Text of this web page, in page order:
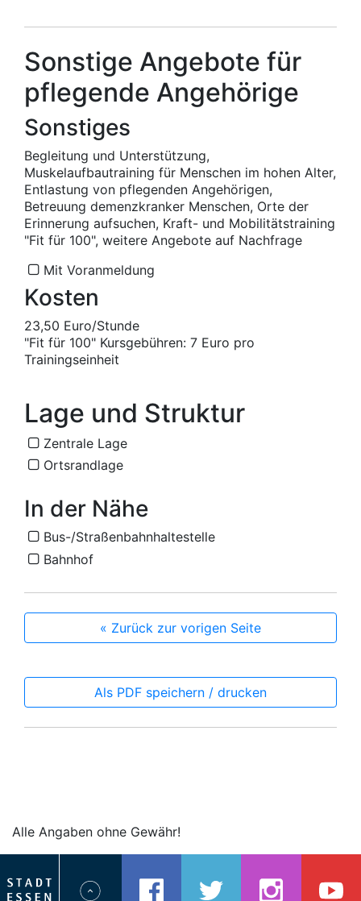
Sonstige Angebote für
pflegende Angehörige
Sonstiges
Begleitung und Unterstützung,
Muskelaufbautraining für Menschen im hohen Alter,
Entlastung von pflegenden Angehörigen,
Betreuung demenzkranker Menschen, Orte der
Erinnerung aufsuchen, Kraft- und Mobilitätstraining
"Fit für 100", weitere Angebote auf Nachfrage
Mit Voranmeldung
Kosten
23,50 Euro/Stunde
"Fit für 100" Kursgebühren: 7 Euro pro
Trainingseinheit
Lage und Struktur
Zentrale Lage
Ortsrandlage
In der Nähe
Bus-/Straßenbahnhaltestelle
Bahnhof
« Zurück zur vorigen Seite
Als PDF speichern / drucken
Alle Angaben ohne Gewähr!